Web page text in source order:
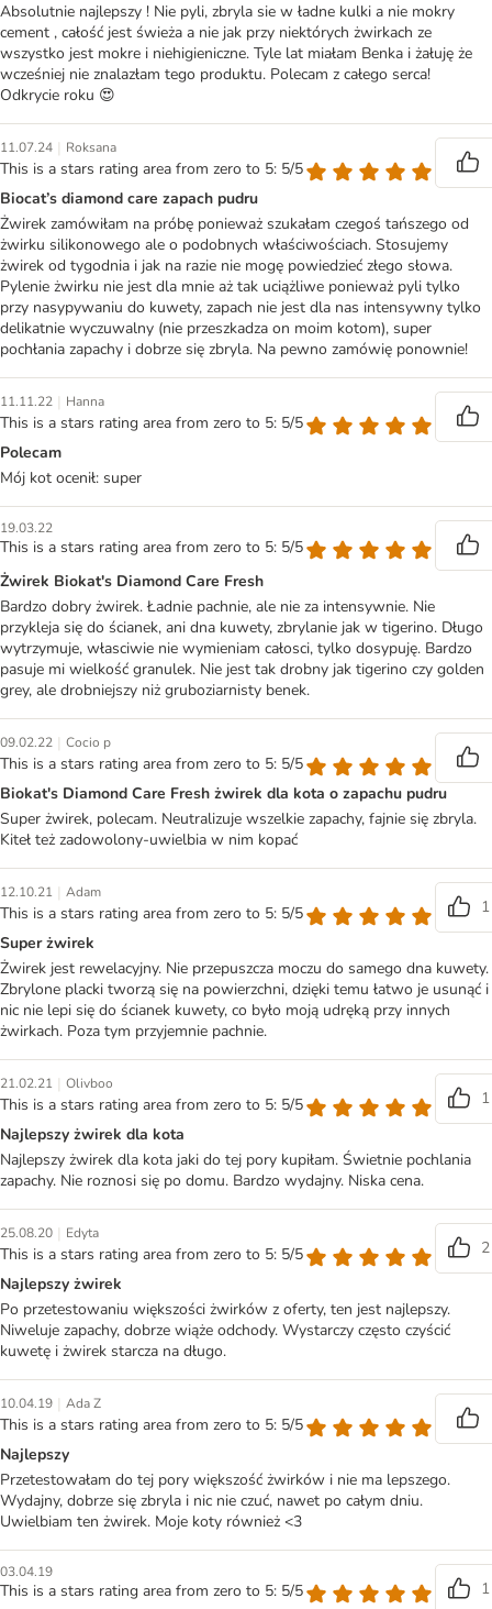
Absolutnie najlepszy ! Nie pyli, zbryla sie w ładne kulki a nie mokry
cement , całość jest świeża a nie jak przy niektórych żwirkach ze
wszystko jest mokre i niehigieniczne. Tyle lat miałam Benka i żałuję że
wcześniej nie znalazłam tego produktu. Polecam z całego serca!
Odkrycie roku 😍
11.07.24 | Roksana
This is a stars rating area from zero to 5: 5/5
Biocat’s diamond care zapach pudru
Żwirek zamówiłam na próbę ponieważ szukałam czegoś tańszego od
żwirku silikonowego ale o podobnych właściwościach. Stosujemy
żwirek od tygodnia i jak na razie nie mogę powiedzieć złego słowa.
Pylenie żwirku nie jest dla mnie aż tak uciążliwe ponieważ pyli tylko
przy nasypywaniu do kuwety, zapach nie jest dla nas intensywny tylko
delikatnie wyczuwalny (nie przeszkadza on moim kotom), super
pochłania zapachy i dobrze się zbryla. Na pewno zamówię ponownie!
11.11.22 | Hanna
This is a stars rating area from zero to 5: 5/5
Polecam
Mój kot ocenił: super
19.03.22
This is a stars rating area from zero to 5: 5/5
Żwirek Biokat's Diamond Care Fresh
Bardzo dobry żwirek. Ładnie pachnie, ale nie za intensywnie. Nie
przykleja się do ścianek, ani dna kuwety, zbrylanie jak w tigerino. Długo
wytrzymuje, własciwie nie wymieniam całosci, tylko dosypuję. Bardzo
pasuje mi wielkość granulek. Nie jest tak drobny jak tigerino czy golden
grey, ale drobniejszy niż gruboziarnisty benek.
09.02.22 | Cocio p
This is a stars rating area from zero to 5: 5/5
Biokat's Diamond Care Fresh żwirek dla kota o zapachu pudru
Super żwirek, polecam. Neutralizuje wszelkie zapachy, fajnie się zbryla.
Kiteł też zadowolony-uwielbia w nim kopać
12.10.21 | Adam
This is a stars rating area from zero to 5: 5/5
1
Super żwirek
Żwirek jest rewelacyjny. Nie przepuszcza moczu do samego dna kuwety.
Zbrylone placki tworzą się na powierzchni, dzięki temu łatwo je usunąć i
nic nie lepi się do ścianek kuwety, co było moją udręką przy innych
żwirkach. Poza tym przyjemnie pachnie.
21.02.21 | Olivboo
This is a stars rating area from zero to 5: 5/5
1
Najlepszy żwirek dla kota
Najlepszy żwirek dla kota jaki do tej pory kupiłam. Świetnie pochlania
zapachy. Nie roznosi się po domu. Bardzo wydajny. Niska cena.
25.08.20 | Edyta
This is a stars rating area from zero to 5: 5/5
2
Najlepszy żwirek
Po przetestowaniu większości żwirków z oferty, ten jest najlepszy.
Niweluje zapachy, dobrze wiąże odchody. Wystarczy często czyścić
kuwetę i żwirek starcza na długo.
10.04.19 | Ada Z
This is a stars rating area from zero to 5: 5/5
Najlepszy
Przetestowałam do tej pory większość żwirków i nie ma lepszego.
Wydajny, dobrze się zbryla i nic nie czuć, nawet po całym dniu.
Uwielbiam ten żwirek. Moje koty również <3
03.04.19
This is a stars rating area from zero to 5: 5/5 1